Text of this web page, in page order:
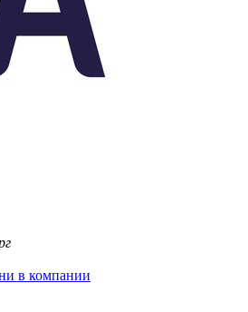
в компании